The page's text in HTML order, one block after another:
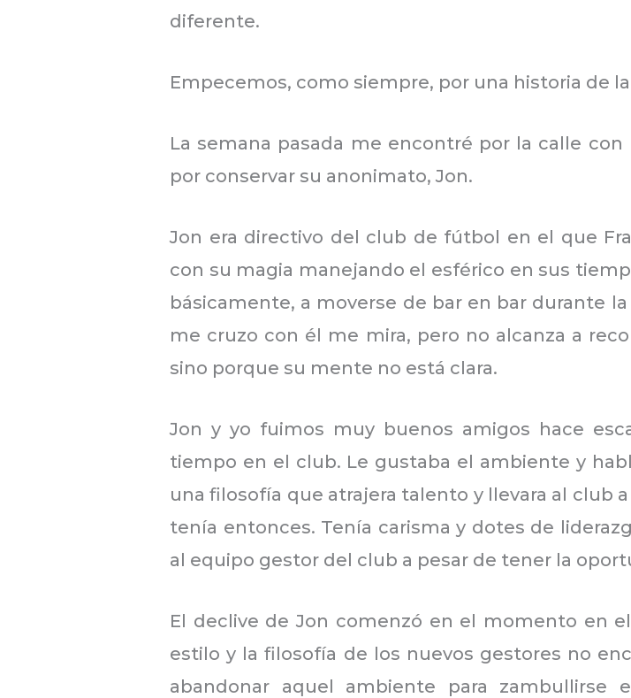
diferente.
Empecemos, como siempre, por una historia de
La semana pasada me encontré por la calle
por conservar su anonimato, Jon.
Jon era directivo del club de fútbol en el que
con su magia manejando el esférico en sus
básicamente, a moverse de bar en bar durante
me cruzo con él me mira, pero no alcanza a
sino porque su mente no está clara.
Jon y yo fuimos muy buenos amigos hace
tiempo en el club. Le gustaba el ambiente y
una filosofía que atrajera talento y llevara al club
tenía entonces. Tenía carisma y dotes de
al equipo gestor del club a pesar de tener la
El declive de Jon comenzó en el momento en
estilo y la filosofía de los nuevos gestores no
abandonar aquel ambiente para zambullirse